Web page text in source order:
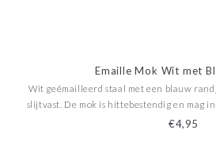
Emaille Mok Wit met
Wit geëmailleerd staal met een blauw
slijtvast. De mok is hittebestendig en mag
het mooist als het met de hand
€4,95